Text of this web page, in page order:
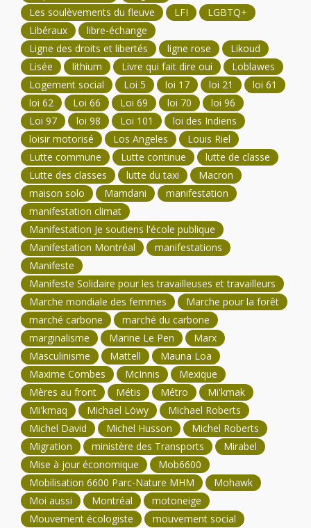
Les soulèvements du fleuve
LFI
LGBTQ+
Libéraux
libre-échange
Ligne des droits et libertés
ligne rose
Likoud
Lisée
lithium Livre qui fait dire oui
Loblawes
Logement social
Loi 5 loi 17 loi 21
loi 61
loi 62
Loi 66 Loi 69 loi 70
loi 96
Loi 97
loi 98 Loi 101
loi des Indiens
loisir motorisé
Los Angeles
Louis Riel
Lutte commune
Lutte continue
lutte de classe
Lutte des classes
lutte du taxi
Macron
maison solo
Mamdani
manifestation
manifestation climat
Manifestation Je soutiens l'école publique
Manifestation Montréal
manifestations
Manifeste
Manifeste Solidaire pour les travailleuses et travailleurs
Marche mondiale des femmes
Marche pour la forêt
marché carbone
marché du carbone
marginalisme
Marine Le Pen
Marx
Masculinisme
Mattell
Mauna Loa
Maxime Combes
McInnis
Mexique
Mères au front
Métis Métro
Mi'kmak
Mi'kmaq
Michael Löwy
Michael Roberts
Michel David
Michel Husson
Michel Roberts
Migration
ministère des Transports
Mirabel
Mise à jour économique
Mob6600
Mobilisation 6600 Parc-Nature MHM
Mohawk
Moi aussi
Montréal
motoneige
Mouvement écologiste
mouvement social